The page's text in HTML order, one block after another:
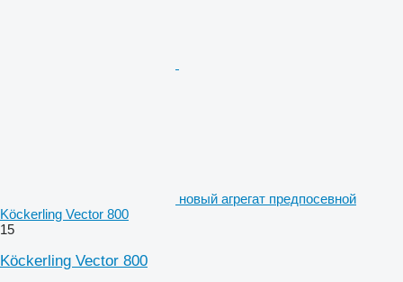
новый агрегат предпосевной
Köckerling Vector 800
15
Köckerling Vector 800